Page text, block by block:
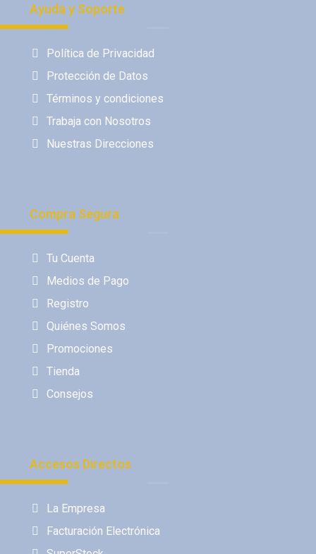
Ayuda y Soporte
Política de Privacidad
Protección de Datos
Términos y condiciones
Trabaja con Nosotros
Nuestras Direcciones
Compra Segura
Tu Cuenta
Medios de Pago
Registro
Quiénes Somos
Promociones
Tienda
Consejos
Accesos Directos
La Empresa
Facturación Electrónica